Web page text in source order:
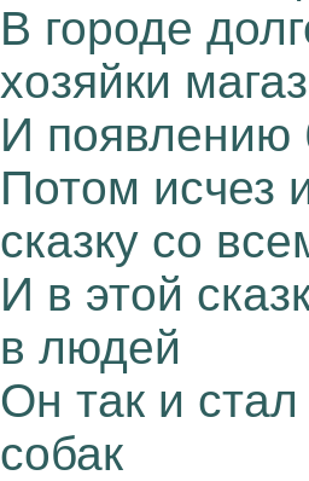
В городе
хозяйки
И появлению
Потом исчез
сказку со
И в этой
в людей
Он так и
собак